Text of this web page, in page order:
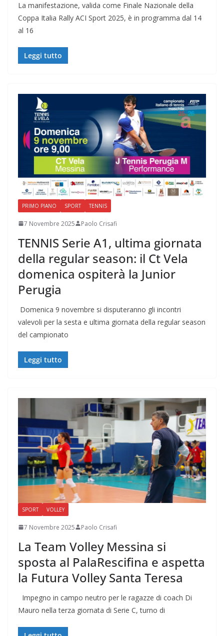
La manifestazione, valida come Finale Nazionale della
Coppa Italia Rally ACI Sport 2025, è in programma dal 14
al 16
Leggi tutto
PRIMO PIANO SPORT TENNIS
7 Novembre 2025 Paolo Crisafi
TENNIS Serie A1, ultima giornata
della regular season: il Ct Vela
domenica ospiterà la Junior
Perugia
​ Domenica 9 novembre si disputeranno gli incontri
valevoli per la sesta e ultima giornata della regular season
del campionato
Leggi tutto
SPORT VOLLEY
7 Novembre 2025 Paolo Crisafi
La Team Volley Messina si
sposta al PalaRescifina e aspetta
la Futura Volley Santa Teresa
Impegno in campo neutro per le ragazze di coach Di
Mauro nella terza giornata di Serie C, turno di